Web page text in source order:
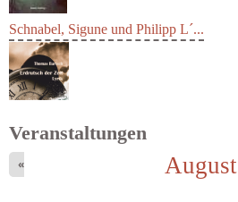
Bartsch, Thomas - Erdrutsch der...
Schnabel, Sigune und Philipp L´...
Veranstaltungen
August
«